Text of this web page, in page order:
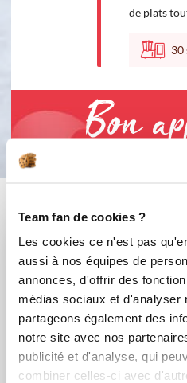
Team fan de cookies ?
Les cookies ce n'est pas
aussi à nos équipes de
annonces, d'offrir des
médias sociaux et d'analyser
partageons également des
notre site avec nos
publicité et d'analyse, qui
combiner celles-ci avec
de plats
30
Bon